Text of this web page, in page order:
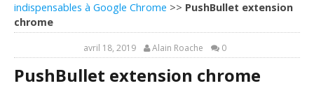
indispensables à Google Chrome >> PushBullet extension
chrome
avril 18, 2019 Alain Roache 0
PushBullet extension chrome